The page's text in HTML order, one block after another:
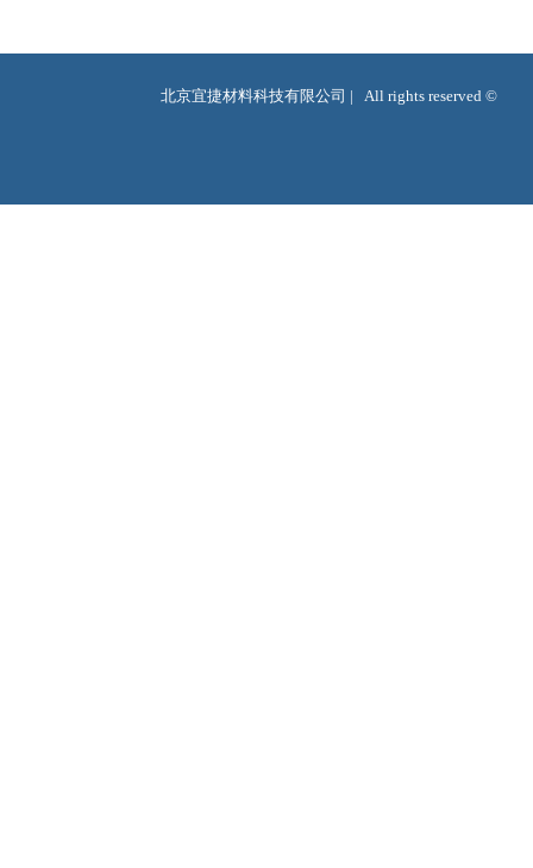
北京宜捷材料科技有限公司 |   All rights reserved ©